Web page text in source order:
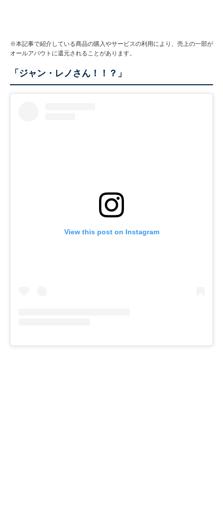
※本記事で紹介している商品の購入やサービスの利用により、売上の一部が
オールアバウトに還元されることがあります。
「ジャン・レノさん！！？」
View this post on Instagram